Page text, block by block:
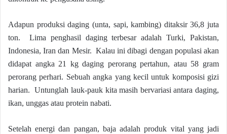
Adapun produksi daging (unta, sapi, kambing) ditaksir 36,8 juta
ton. Lima penghasil daging terbesar adalah Turki, Pakistan,
Indonesia, Iran dan Mesir. Kalau ini dibagi dengan populasi akan
didapat angka 21 kg daging perorang pertahun, atau 58 gram
perorang perhari. Sebuah angka yang kecil untuk komposisi gizi
harian. Untunglah lauk-pauk kita masih bervariasi antara daging,
ikan, unggas atau protein nabati.
Setelah energi dan pangan, baja adalah produk vital yang jadi